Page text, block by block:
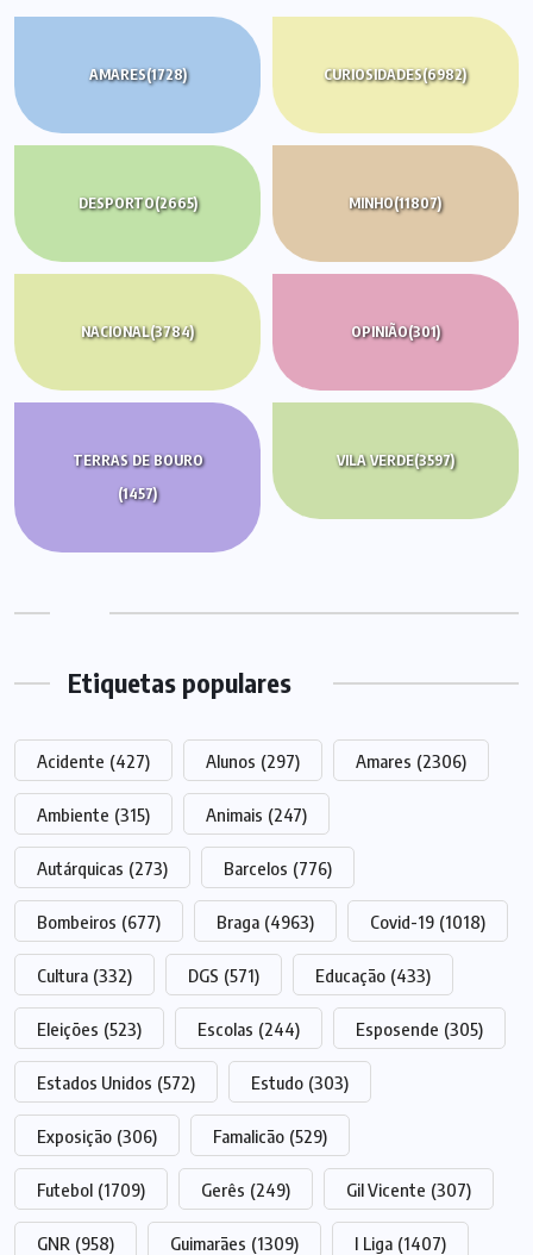
AMARES(1728) CURIOSIDADES(6982)
DESPORTO(2665) MINHO(11807)
NACIONAL(3784) OPINIÃO(301)
TERRAS DE BOURO
(1457)
VILA VERDE(3597)
Etiquetas populares
Acidente (427) Alunos (297) Amares (2306)
Ambiente (315) Animais (247)
Autárquicas (273) Barcelos (776)
Bombeiros (677) Braga (4963) Covid-19 (1018)
Cultura (332) DGS (571) Educação (433)
Eleições (523) Escolas (244) Esposende (305)
Estados Unidos (572) Estudo (303)
Exposição (306) Famalicão (529)
Futebol (1709) Gerês (249) Gil Vicente (307)
GNR (958) Guimarães (1309) I Liga (1407)